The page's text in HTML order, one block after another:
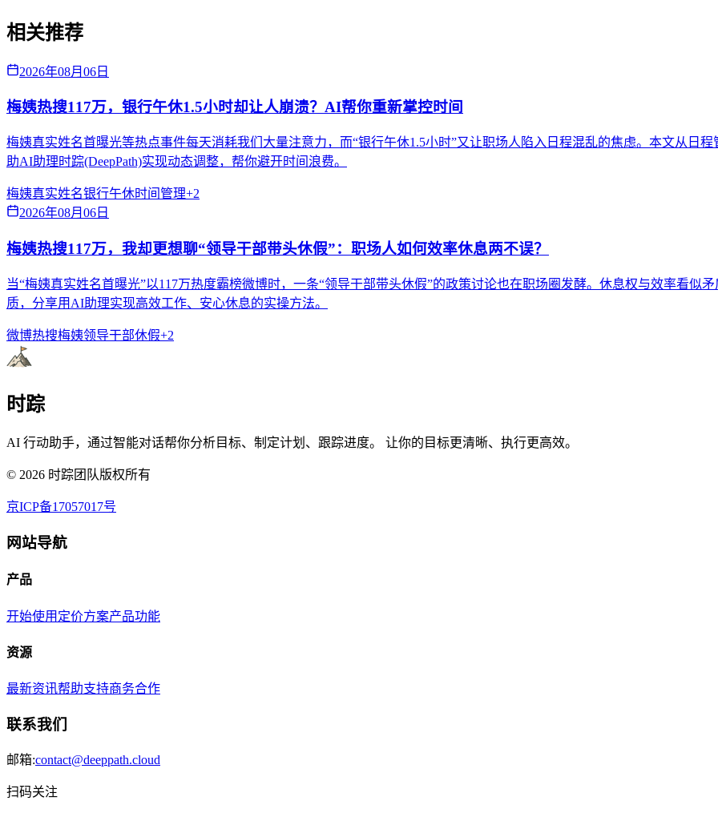
相关推荐
2026年08月06日
梅姨热搜117万，银行午休1.5小时却让人崩溃？AI帮你重新掌控时间
梅姨真实姓名首曝光等热点事件每天消耗我们大量注意力，而“银行午休1.5小时”又让职场人陷入日程混乱的焦虑。本文从日
助AI助理时踪(DeepPath)实现动态调整，帮你避开时间浪费。
梅姨真实姓名银行午休时间管理+2
2026年08月06日
梅姨热搜117万，我却更想聊“领导干部带头休假”：职场人如何效率休息两不误？
当“梅姨真实姓名首曝光”以117万热度霸榜微博时，一条“领导干部带头休假”的政策讨论也在职场圈发酵。休息权与效率看似
质，分享用AI助理实现高效工作、安心休息的实操方法。
微博热搜梅姨领导干部休假+2
时踪
AI 行动助手，通过智能对话帮你分析目标、制定计划、跟踪进度。 让你的目标更清晰、执行更高效。
© 2026 时踪团队版权所有
京ICP备17057017号
网站导航
产品
开始使用 定价方案产品功能
资源
最新资讯帮助支持商务合作
联系我们
邮箱:contact@deeppath.cloud
扫码关注